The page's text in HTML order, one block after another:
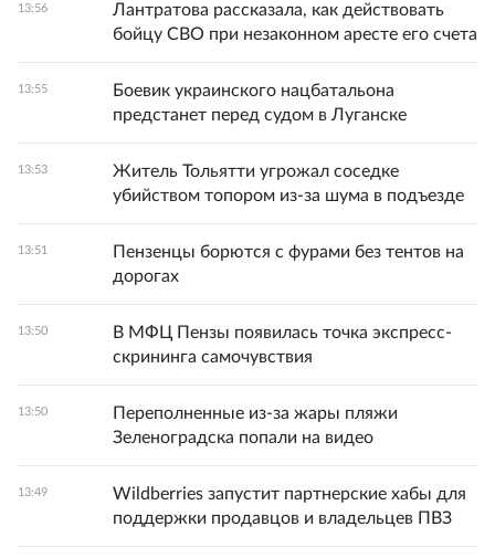
13:56
Лантратова рассказала, как действовать
бойцу СВО при незаконном аресте его счета
13:55
Боевик украинского нацбатальона
предстанет перед судом в Луганске
13:53
Житель Тольятти угрожал соседке
убийством топором из-за шума в подъезде
13:51
Пензенцы борются с фурами без тентов на
дорогах
13:50
В МФЦ Пензы появилась точка экспресс-
скрининга самочувствия
13:50
Переполненные из-за жары пляжи
Зеленоградска попали на видео
13:49
Wildberries запустит партнерские хабы для
поддержки продавцов и владельцев ПВЗ